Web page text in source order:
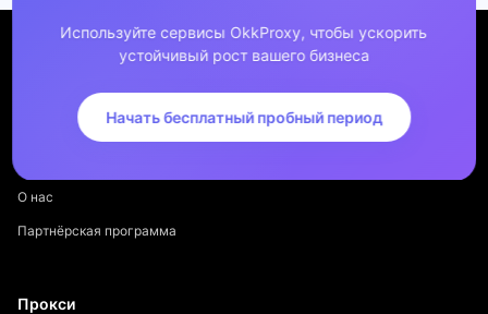
Используйте сервисы OkkProxy, чтобы ускорить
устойчивый рост вашего бизнеса
Начать бесплатный пробный период
О нас
Партнёрская программа
Прокси